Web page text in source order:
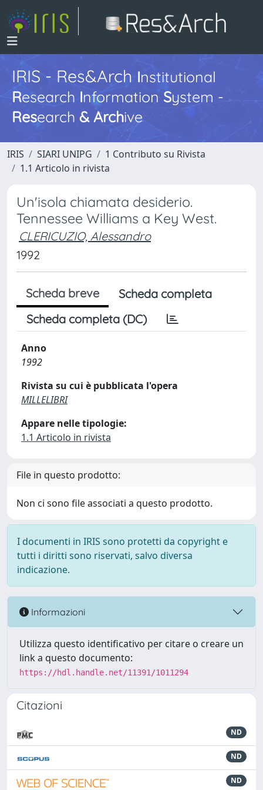
IRIS - Res&ArchInstitutional
Research InformationSystem -
Research & Archive
IRIS SIARI UNIPG
1 Contributo su Rivista
1.1 Articolo in rivista
Un'isola chiamata desiderio.
Tennessee Williams a Key West.
CLERICUZIO, Alessandro
1992
Scheda breve
Scheda completa
Scheda completa (DC)
Anno
1992
Rivista su cui è pubblicata l'opera
MILLELIBRI
Appare nelle tipologie:
1.1 Articolo in rivista
File in questo prodotto:
Non ci sono file associati a questo prodotto.
I documenti in IRIS sono protetti da copyright e
tutti i diritti sono riservati, salvo diversa
indicazione.
Informazioni
Utilizza questo identificativo per citare o creare un
link a questo documento:
https://hdl.handle.net/11391/1011294
Citazioni
ND
ND
ND